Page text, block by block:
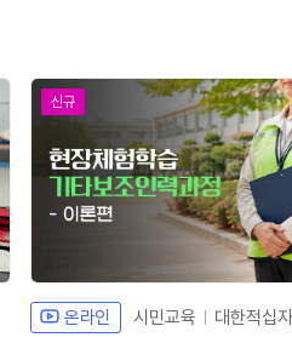
신규
온라인 시민교육 대한적십